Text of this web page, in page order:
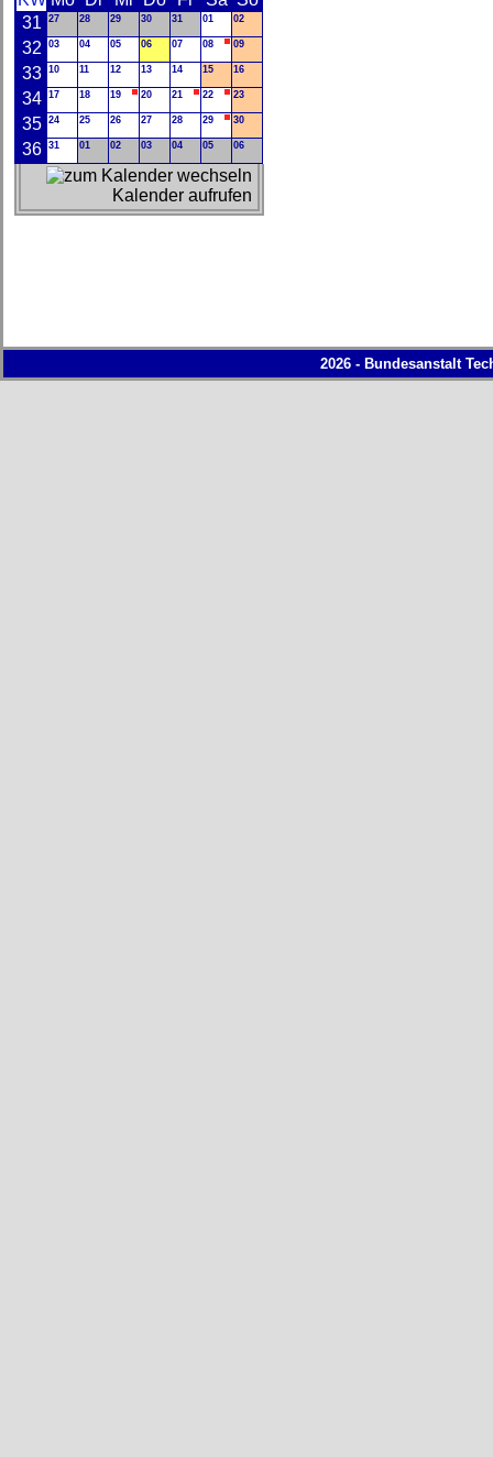
31
27 28 29 30 31 01 02
32 03 04 05 06 07 08 09
33 10 11 12 13 14 15 16
34 17 18 19 20 21 22 23
35 24 25 26 27 28 29 30
36 31 01 02 03 04 05 06
Kalender aufrufen
2026 - Bundesanstalt